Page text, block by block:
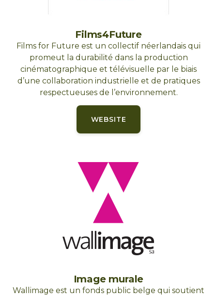
Films4Future
Films for Future est un collectif néerlandais qui
promeut la durabilité dans la production
cinématographique et télévisuelle par le biais
d’une collaboration industrielle et de pratiques
respectueuses de l’environnement.
WEBSITE
Image murale
Wallimage est un fonds public belge qui soutient